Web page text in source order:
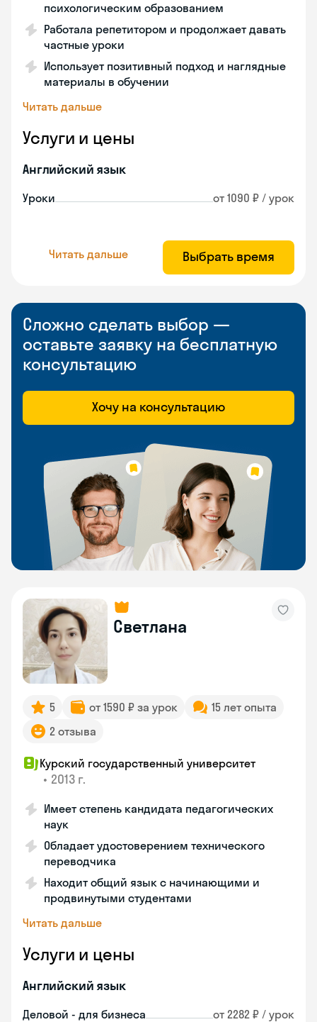
психологическим образованием
Работала репетитором и продолжает давать
частные уроки
Использует позитивный подход и наглядные
материалы в обучении
Читать дальше
Услуги и цены
Английский язык
Уроки от 1090 ₽ / урок
Читать дальше Выбрать время
Сложно сделать выбор —
оставьте заявку на бесплатную
консультацию
Хочу на консультацию
Светлана
5 от 1590 ₽ за урок
15 лет опыта
2 отзыва
Курский государственный университет
• 2013 г.
Имеет степень кандидата педагогических
наук
Обладает удостоверением технического
переводчика
Находит общий язык с начинающими и
продвинутыми студентами
Читать дальше
Услуги и цены
Английский язык
Деловой - для бизнеса от 2282 ₽ / урок